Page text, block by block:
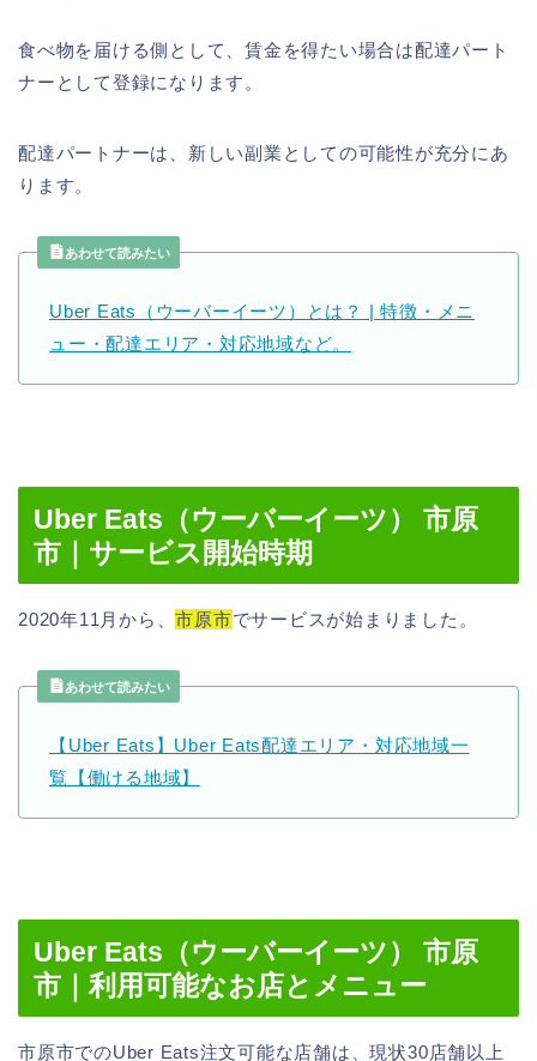
食べ物を届ける側として、賃金を得たい場合は配達パート
ナーとして登録になります。
配達パートナーは、新しい副業としての可能性が充分にあ
ります。
あわせて読みたい
Uber Eats（ウーバーイーツ）とは？ | 特徴・メニ
ュー・配達エリア・対応地域など。
Uber Eats（ウーバーイーツ） 市原
市｜サービス開始時期
2020年11月から、市原市でサービスが始まりました。
あわせて読みたい
【Uber Eats】Uber Eats配達エリア・対応地域一
覧【働ける地域】
Uber Eats（ウーバーイーツ） 市原
市｜利用可能なお店とメニュー
市原市でのUber Eats注文可能な店舗は、現状30店舗以上